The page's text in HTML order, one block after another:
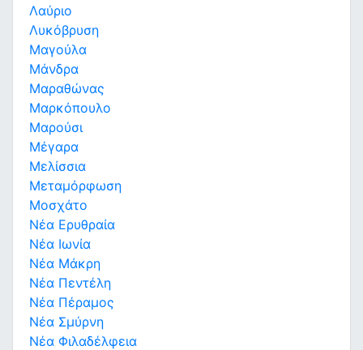
Λαύριο
Λυκόβρυση
Μαγούλα
Μάνδρα
Μαραθώνας
Μαρκόπουλο
Μαρούσι
Μέγαρα
Μελίσσια
Μεταμόρφωση
Μοσχάτο
Νέα Ερυθραία
Νέα Ιωνία
Νέα Μάκρη
Νέα Πεντέλη
Νέα Πέραμος
Νέα Σμύρνη
Νέα Φιλαδέλφεια